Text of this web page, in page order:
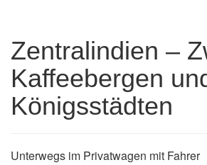
Zentralindien –
Kaffeebergen
Königsstädten
Unterwegs im Privatwagen mit Fahrer